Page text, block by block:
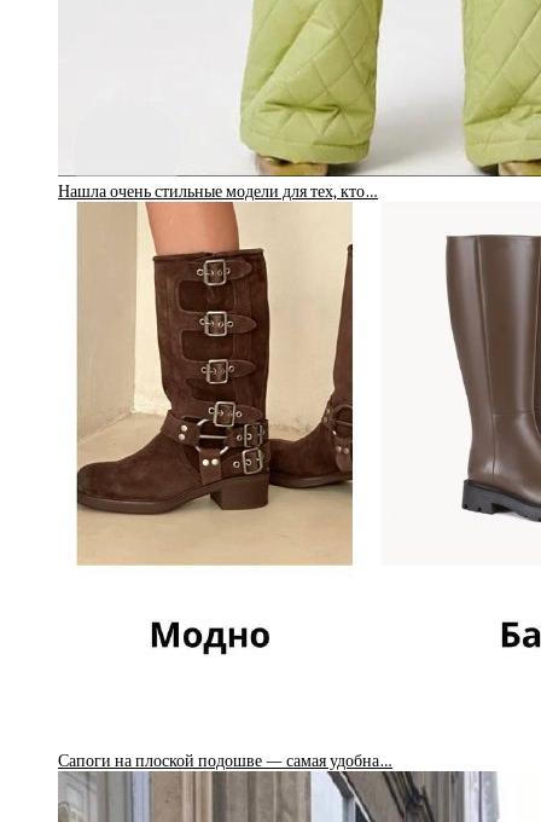
Нашла очень стильные модели для тех, кто…
Сапоги на плоской подошве — самая удобна…